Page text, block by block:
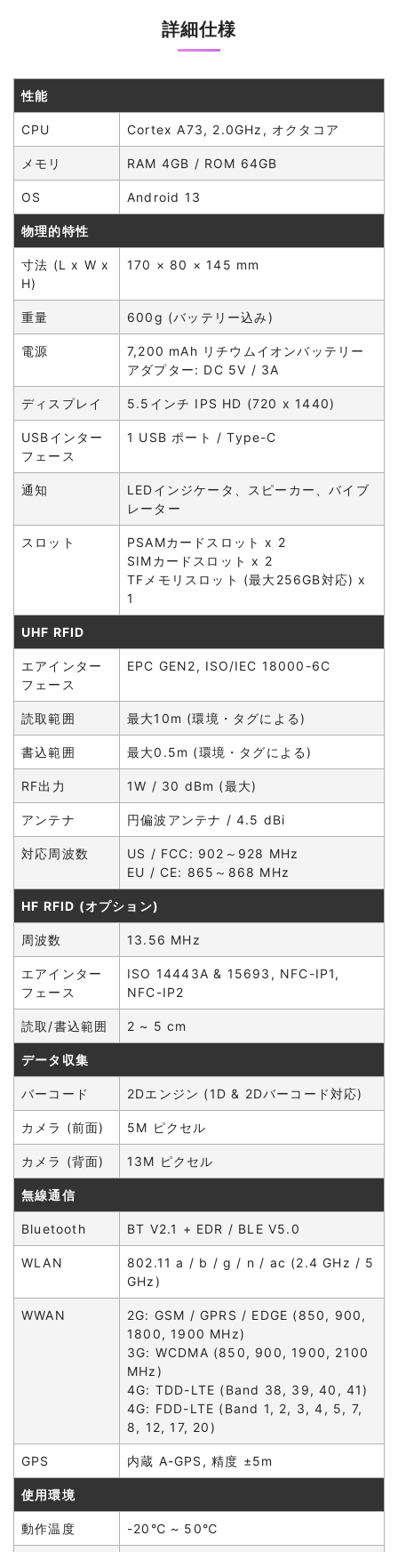
詳細仕様
性能
CPU Cortex A73, 2.0GHz, オクタコア
メモリ RAM 4GB / ROM 64GB
OS Android 13
物理的特性
寸法 (L x W x
H)
170 × 80 × 145 mm
重量 600g (バッテリー込み)
電源
7,200 mAh リチウムイオンバッテリー
アダプター: DC 5V / 3A
ディスプレイ 5.5インチ IPS HD (720 x 1440)
USBインター
フェース
1 USB ポート / Type-C
通知
LEDインジケータ、スピーカー、バイブ
レーター
スロット
PSAMカードスロット x 2
SIMカードスロット x 2
TFメモリスロット (最大256GB対応) x
1
UHF RFID
エアインター
フェース
EPC GEN2, ISO/IEC 18000-6C
読取範囲 最大10m (環境・タグによる)
書込範囲 最大0.5m (環境・タグによる)
RF出力 1W / 30 dBm (最大)
アンテナ 円偏波アンテナ / 4.5 dBi
対応周波数
US / FCC: 902～928 MHz
EU / CE: 865～868 MHz
HF RFID (オプション)
周波数 13.56 MHz
エアインター
フェース
ISO 14443A & 15693, NFC-IP1,
NFC-IP2
読取/書込範囲 2 ~ 5 cm
データ収集
バーコード 2Dエンジン (1D & 2Dバーコード対応)
カメラ (前面) 5M ピクセル
カメラ (背面) 13M ピクセル
無線通信
Bluetooth BT V2.1 + EDR / BLE V5.0
WLAN
802.11 a / b / g / n / ac (2.4 GHz / 5
GHz)
WWAN
2G: GSM / GPRS / EDGE (850, 900,
1800, 1900 MHz)
3G: WCDMA (850, 900, 1900, 2100
MHz)
4G: TDD-LTE (Band 38, 39, 40, 41)
4G: FDD-LTE (Band 1, 2, 3, 4, 5, 7,
8, 12, 17, 20)
GPS 内蔵 A-GPS, 精度 ±5m
使用環境
動作温度 -20℃ ~ 50℃